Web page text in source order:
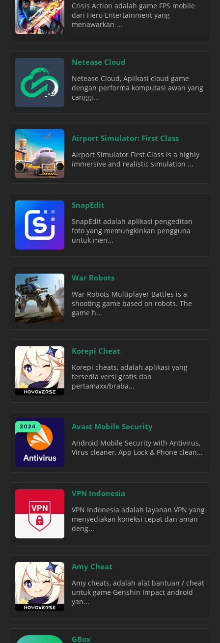
Crisis Action adalah game FPS mobile
dari Hero Entertainment yang
menawarkan ...
Netease Cloud
Netease Cloud, Aplikasi cloud game
dengan performa komputasi awan yang
canggi...
Airport Simulator: First Class
Airport Simulator First Class is a highly
immersive and realistic simulation ...
SnapEdit
SnapEdit adalah aplikasi pengeditan
foto yang memungkinkan pengguna
untuk men...
War Robots
War Robots Multiplayer Battles is a
shooting game based on robots. The
game h...
Korepi Cheat
Korepi cheats, adalah aplikasi yang
tersedia versi gratis dan
pertamaxx/braba...
Avast Mobile Security
Android Mobile Security with Antivirus,
Virus cleaner, App Lock & Phone clean...
VPN Indonesia
VPN Indonesia adalah layanan VPN yang
menyediakan koneksi cepat dan aman
deng...
Amy Cheat
Amy cheats, adalah alat bantuan / cheat
untuk game Genshin Impact android
yan...
GBox